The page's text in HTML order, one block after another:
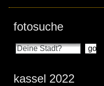
fotosuche
kassel 2022